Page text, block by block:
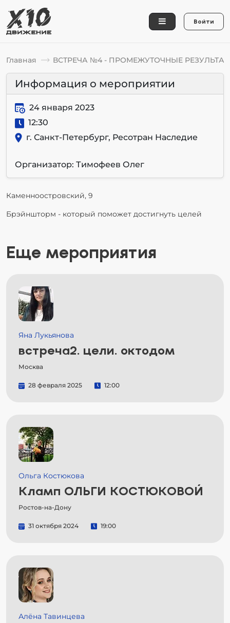
Войти
Главная ВСТРЕЧА №4 - ПРОМЕЖУТОЧНЫЕ
Информация о мероприятии
24 января 2023
12:30
г. Санкт-Петербург, Ресотран Наследие
Организатор: Тимофеев Олег
Каменноостровский, 9
Брэйншторм - который поможет достигнуть целей
Еще мероприятия
Яна Лукьянова
встреча2. цели. октодом
Москва
28 февраля 2025 12:00
Ольга Костюкова
Кламп ОЛЬГИ КОСТЮКОВОЙ
Ростов-на-Дону
31 октября 2024 19:00
Алёна Тавинцева